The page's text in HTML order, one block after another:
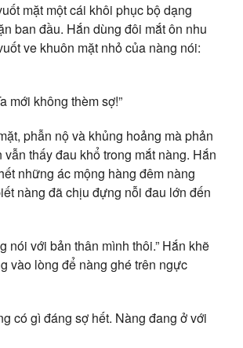
mặt một cái khôi phục bộ dạng
ban đầu. Hắn dùng đôi mắt ôn nhu
ve khuôn mặt nhỏ của nàng nói:
mới không thèm sợ!”
phẫn nộ và khủng hoảng mà phản
thấy đau khổ trong mắt nàng. Hắn
những ác mộng hàng đêm nàng
nàng đã chịu đựng nỗi đau lớn đến
nói với bản thân mình thôi.” Hắn khẽ
vào lòng để nàng ghé trên ngực
có gì đáng sợ hết. Nàng đang ở với